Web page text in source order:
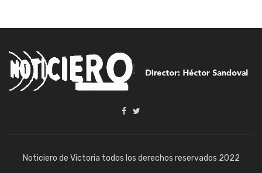
Noticiero de Victoria todos los derechos reservados 2022